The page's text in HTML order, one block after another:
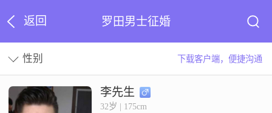
返回 罗田男士征婚
性别 下载客户端，便捷沟通
李先生
32岁 | 175cm